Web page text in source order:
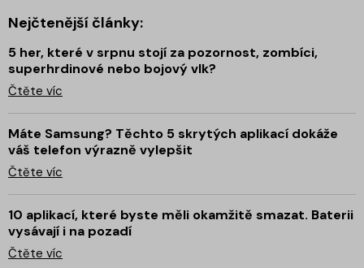
Nejčtenější články:
5 her, které v srpnu stojí za pozornost, zombíci,
superhrdinové nebo bojový vlk?
Čtěte víc
Máte Samsung? Těchto 5 skrytých aplikací dokáže
váš telefon výrazně vylepšit
Čtěte víc
10 aplikací, které byste měli okamžitě smazat. Baterii
vysávají i na pozadí
Čtěte víc